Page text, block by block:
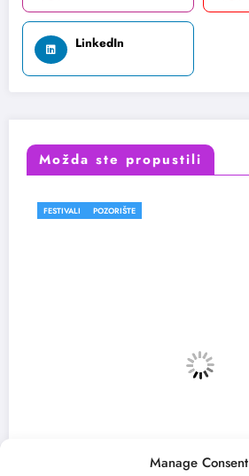
Manage Consent
LinkedIn
Možda ste propustili
POZORIŠTE